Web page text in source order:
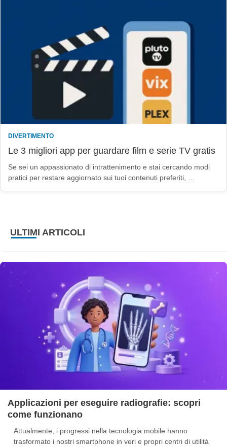
DIVERTIMENTO
Le 3 migliori app per guardare film e serie TV gratis
Se sei un appassionato di intrattenimento e stai cercando modi
pratici per restare aggiornato sui tuoi contenuti preferiti, …
ULTIMI ARTICOLI
Applicazioni per eseguire radiografie: scopri
come funzionano
Attualmente, i progressi nella tecnologia mobile hanno
trasformato i nostri smartphone in veri e propri centri di utilità